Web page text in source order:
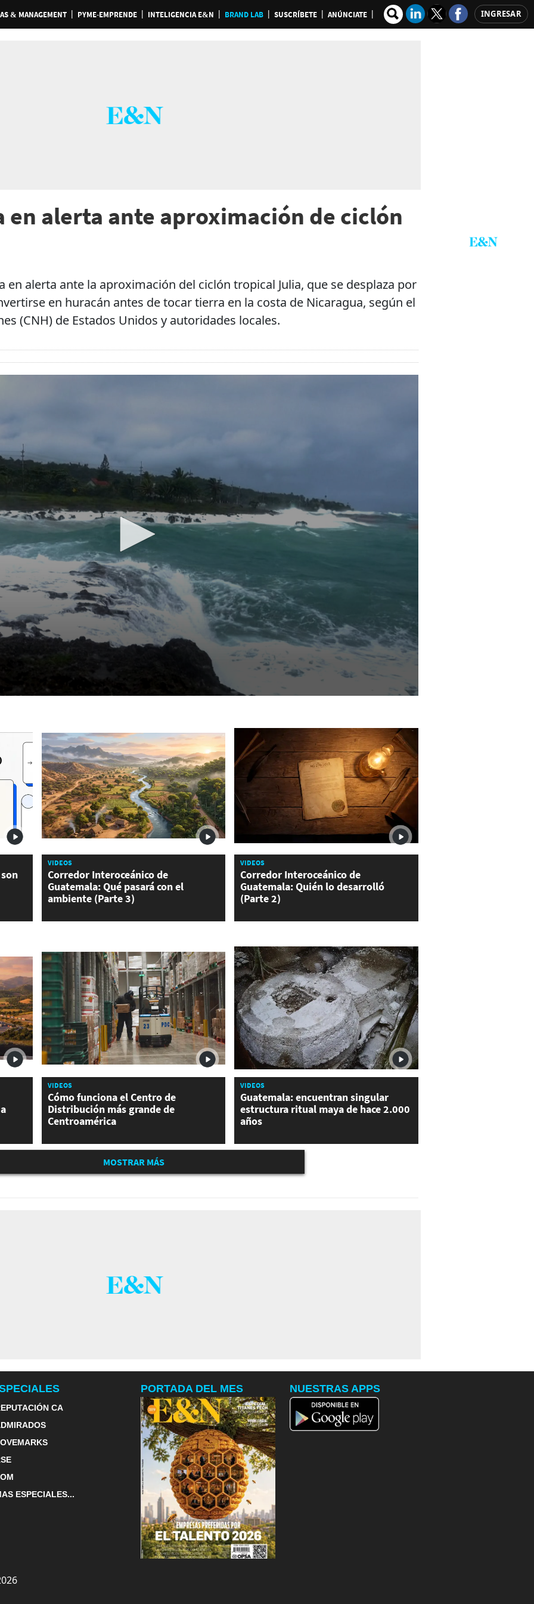
& MANAGEMENT PYME-EMPRENDE INTELIGENCIA E&N BRAND LAB SUSCRÍBETE ANÚNCIATE INGRESAR
en alerta ante aproximación de ciclón
en alerta ante la aproximación del ciclón tropical Julia, que se desplaza por
en huracán antes de tocar tierra en la costa de Nicaragua, según el
(CNH) de Estados Unidos y autoridades locales.
VIDEOS
Corredor Interoceánico de
Guatemala: Qué pasará con el
ambiente (Parte 3)
VIDEOS
Corredor Interoceánico de
Guatemala: Quién lo desarrolló
(Parte 2)
VIDEOS
Cómo funciona el Centro de
Distribución más grande de
Centroamérica
VIDEOS
Guatemala: encuentran singular
estructura ritual maya de hace 2.000
años
MOSTRAR MÁS
CA
ESPECIALES...
PORTADA DEL MES NUESTRAS APPS